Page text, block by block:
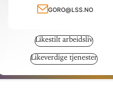
goro@lss.no
Send e-post
Likestilt arbeidsliv
Likeverdige tjenester